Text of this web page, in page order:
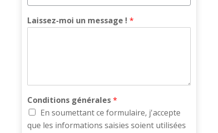
Laissez-moi un message ! *
Conditions générales*
En soumettant ce formulaire, j'accepte
que les informations saisies soient utilisées